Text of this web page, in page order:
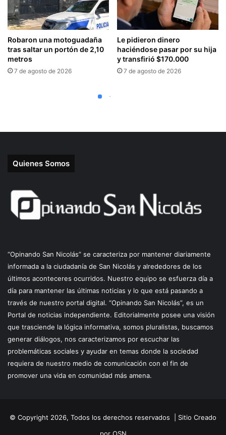
Quienes Somos
“Opinando San Nicolás” se caracteriza por mantener diariamente
informada a la ciudadanía de San Nicolás y alrededores de los
últimos aconteceres ocurridos. Nuestro equipo se esfuerza día a
día para mantener las últimas noticias y lo que está pasando a
través de nuestro portal digital. “Opinando San Nicolás”, es un
Portal de noticias independiente. Editorialmente posee una visión
que trasciende la lógica informativa, somos pluralistas, buscamos
generar diálogos, nos caracterizamos por escuchar las
problemáticas sociales y ayudar en temas donde la sociedad
requiera de nuestro medio de comunicación con el fin de
promover una vida en comunidad más amena.
© Copyright 2026, Todos los derechos reservados | Sitio Creado
por OSN